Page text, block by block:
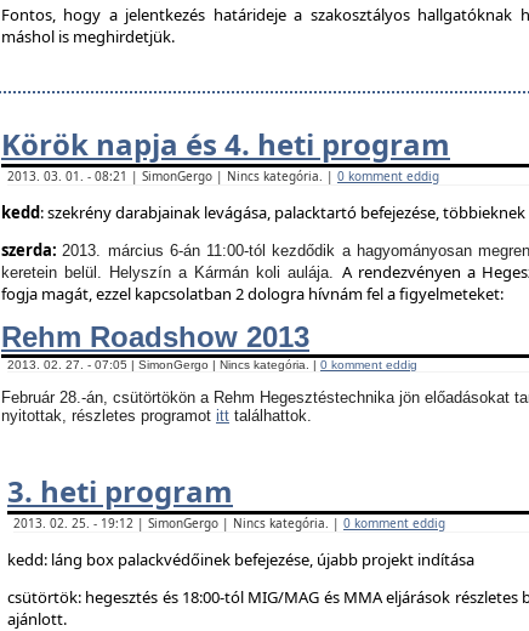
Fontos, hogy a jelentkezés határideje a szakosztályos hallgatóknak
máshol is meghirdetjük.
Körök napja és 4. heti program
2013. 03. 01. - 08:21 | SimonGergo | Nincs kategória. | 0 komment eddig
kedd: szekrény darabjainak levágása, palacktartó befejezése,
szerda:2013. március 6-án 11:00-tól kezdődik a hagyományosan
keretein belül. Helyszín a Kármán koli aulája. A rendezvényen a
fogja magát, ezzel kapcsolatban 2 dologra hívnám fel a figyelmeteket:
Rehm Roadshow 2013
2013. 02. 27. - 07:05 | SimonGergo | Nincs kategória. | 0 komment eddig
Február 28.-án, csütörtökön a Rehm Hegesztéstechnika jön előadásokat
nyitottak, részletes programot itt találhattok.
3. heti program
2013. 02. 25. - 19:12 | SimonGergo | Nincs kategória. | 0 komment eddig
kedd: láng box palackvédőinek befejezése, újabb projekt indítása
csütörtök: hegesztés és 18:00-tól MIG/MAG és MMA eljárások
ajánlott.